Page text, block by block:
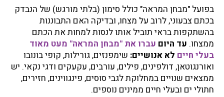
בפועל "מבחן המראה" כולל סימון (בלתי מורגש) של הנבדק
בכתם צבעוני, לרוב על מצחו, ובדיקה האם התבוננות
בהשתקפות בראי תוביל אותו לנסות למחות את הכתם
ממצחו. עד היום עברו את "מבחן המראה" מעט מאוד
בעלי חיים לא אנושיים: שימפנזים, גורילות, קופי בונובו
ואורנגוטאן, דולפינים, פילים, עורבים, עקעקים ודגי נקאי. יש
ממצאים שנויים במחלוקת לגבי סוסים, פינגווינים, חזירים,
חתולי ים ובעלי חיים ממינים נוספים.